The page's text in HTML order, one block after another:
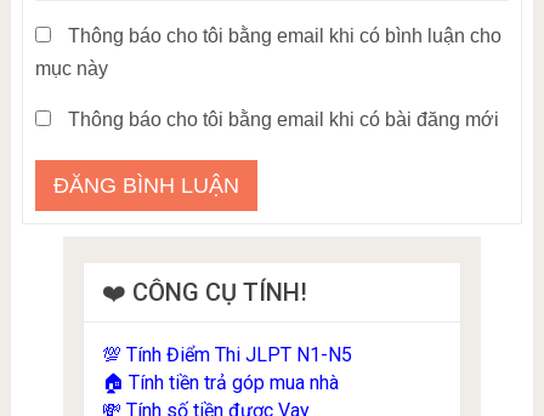
Thông báo cho tôi bằng email khi có bình luận cho
mục này
Thông báo cho tôi bằng email khi có bài đăng mới
❤️ CÔNG CỤ TÍNH!
💯 Tính Điểm Thi JLPT N1-N5
🏠 Tính tiền trả góp mua nhà
💸 Tính số tiền được Vay